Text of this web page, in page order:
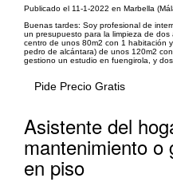
Publicado el 11-1-2022 en Marbella
Buenas tardes: Soy profesional de
un presupuesto para la limpieza de
centro de unos 80m2 con 1 habitación
pedro de alcántara) de unos 120m2
gestiono un estudio en fuengirola, y
Pide Precio Gratis
Asistente del
mantenimiento o
en piso